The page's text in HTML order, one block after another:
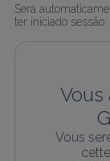
Será
ter iniciado sessão.
Vous